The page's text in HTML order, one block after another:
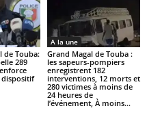
de Touba:
289
A la une
Grand Magal de Touba :
les sapeurs-pompiers
enregistrent 182
interventions, 12 morts et
280 victimes à moins de
24 heures de
l’événement, À moins...